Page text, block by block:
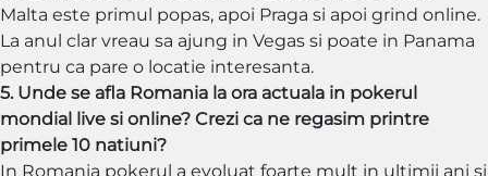
Malta este primul popas, apoi Praga si apoi grind online.
La anul clar vreau sa ajung in Vegas si poate in Panama
pentru ca pare o locatie interesanta.
5. Unde se afla Romania la ora actuala in pokerul
mondial live si online? Crezi ca ne regasim printre
primele 10 natiuni?
In Romania pokerul a evoluat foarte mult in ultimii ani si